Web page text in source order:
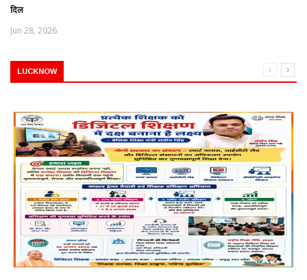
दिल
Jun 28, 2026
LUCKNOW